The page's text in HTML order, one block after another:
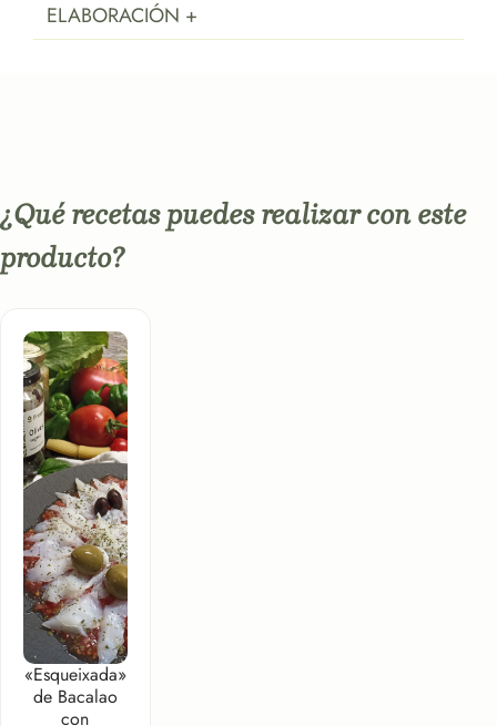
ELABORACIÓN +
¿Qué recetas puedes realizar con este
producto?
«Esqueixada»
de Bacalao
con